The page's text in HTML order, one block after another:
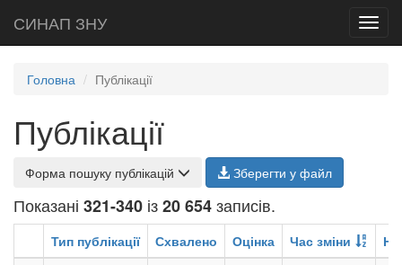
СИНАП ЗНУ
Головна Публікації
Публікації
Форма пошуку публікацій Зберегти у файл
Показані 321-340 із20 654записів.
Тип публікації Схвалено Оцінка Час зміни